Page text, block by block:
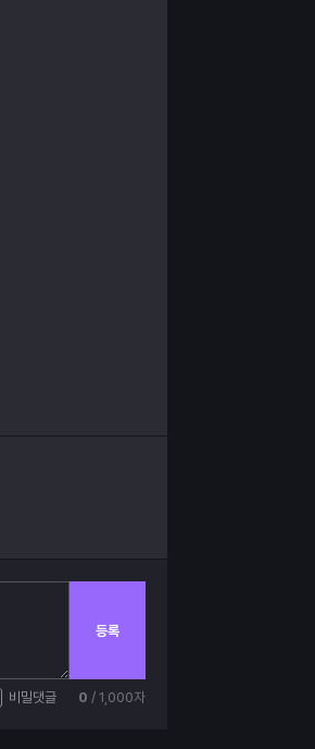
등록
비밀댓글 0 / 1,000자